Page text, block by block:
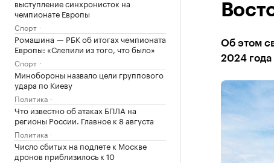
выступление синхронисток на
чемпионате Европы
Спорт
Ромашина — РБК об итогах чемпионата
Европы: «Слепили из того, что было»
Спорт
Минобороны назвало цели группового
удара по Киеву
Политика
Что известно об атаках БПЛА на
регионы России. Главное к 8 августа
Политика
Число сбитых на подлете к Москве
дронов приблизилось к 10
Об этом
2024 года